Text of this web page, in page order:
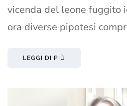
vicenda del leone fuggito
ora diverse pipotesi
LEGGI DI PIÙ